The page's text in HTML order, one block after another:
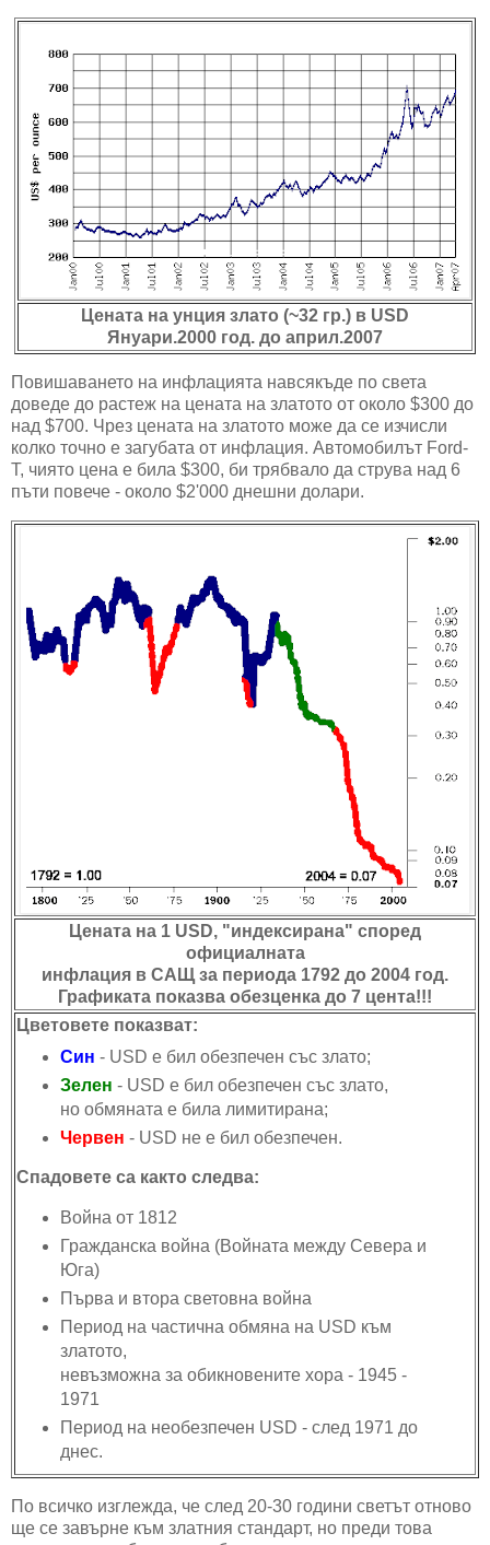
Цената на унция злато (~32 гр.) в USD
Януари.2000 год. до април.2007
Повишаването на инфлацията навсякъде по света
доведе до растеж на цената на златото от около $300 до
над $700. Чрез цената на златото може да се изчисли
колко точно е загубата от инфлация. Автомобилът Ford-
T, чиято цена е била $300, би трябвало да струва над 6
пъти повече - около $2'000 днешни долари.
Цената на 1 USD, "индексирана" според
официалната
инфлация в САЩ за периода 1792 до 2004 год.
Графиката показва обезценка до 7 цента!!!
Цветовете показват:
Син - USD е бил обезпечен със злато;
Зелен - USD е бил обезпечен със злато,
но обмяната е била лимитирана;
Червен - USD не е бил обезпечен.
Спадовете са както следва:
Война от 1812
Гражданска война (Войната между Севера и
Юга)
Първа и втора световна война
Период на частична обмяна на USD към
златото,
невъзможна за обикновените хора - 1945 -
1971
Период на необезпечен USD - след 1971 до
днес.
По всичко изглежда, че след 20-30 години светът отново
ще се завърне към златния стандарт, но преди това